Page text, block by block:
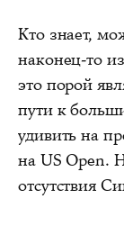
Кто знает,
наконец-то
это порой
пути к
удивить на
на US Open.
отсутствия